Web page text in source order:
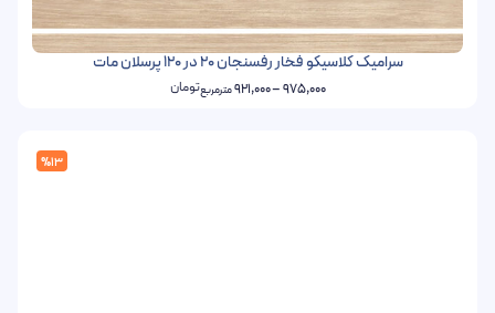
سرامیک کلاسیکو فخار رفسنجان 20 در 120 پرسلان مات
975,000
–
921,000مترمربعتومان
%13